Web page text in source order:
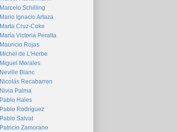
Marcelo Schilling
Mario Ignacio Artaza
Marta Cruz-Coke
María Victoria Peralta
Mauricio Rojas
Michel de L'Herbe
Miguel Morales
Neville Blanc
Nicolás Recabarren
Nivia Palma
Pablo Hales
Pablo Rodríguez
Pablo Salvat
Patricio Zamorano